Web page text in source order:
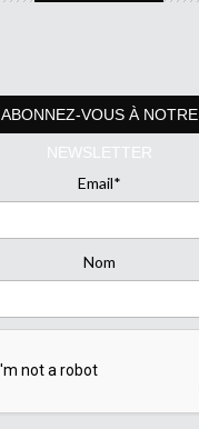
ABONNEZ-VOUS À NOTRE
NEWSLETTER
Email*
Nom